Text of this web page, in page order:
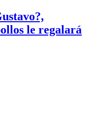
le regalará